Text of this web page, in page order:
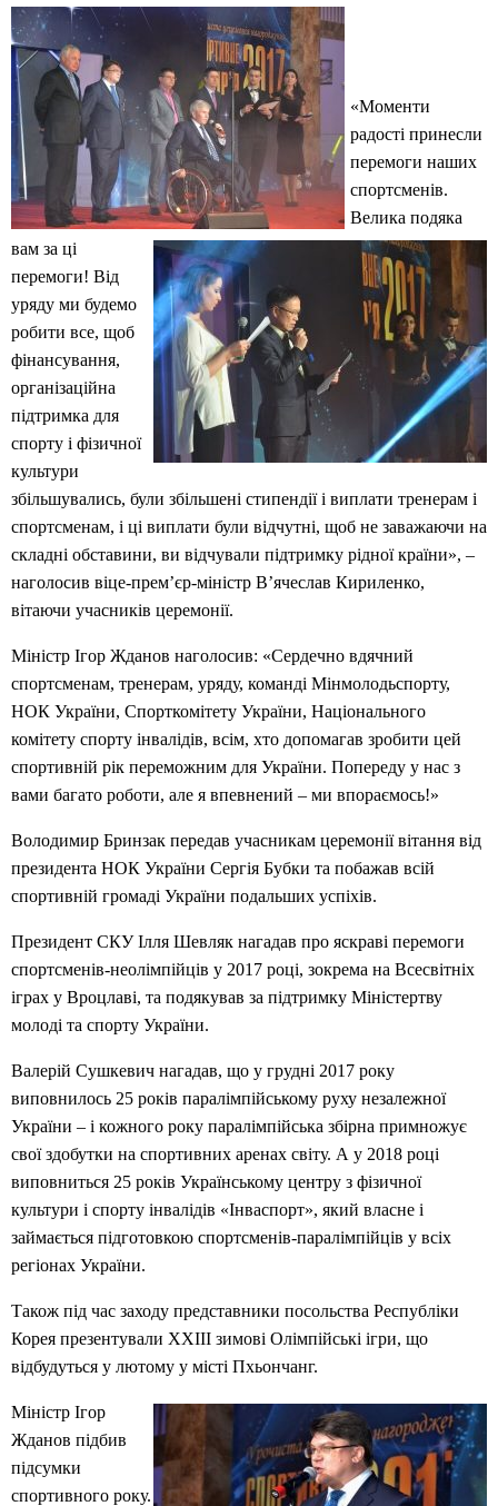
«Моменти
радості принесли
перемоги наших
спортсменів.
Велика подяка
вам за ці
перемоги! Від
уряду ми будемо
робити все, щоб
фінансування,
організаційна
підтримка для
спорту і фізичної
культури
збільшувались, були збільшені стипендії і виплати тренерам і
спортсменам, і ці виплати були відчутні, щоб не заважаючи на
складні обставини, ви відчували підтримку рідної країни», –
наголосив віце-прем’єр-міністр В’ячеслав Кириленко,
вітаючи учасників церемонії.
Міністр Ігор Жданов наголосив: «Сердечно вдячний
спортсменам, тренерам, уряду, команді Мінмолодьспорту,
НОК України, Спорткомітету України, Національного
комітету спорту інвалідів, всім, хто допомагав зробити цей
спортивній рік переможним для України. Попереду у нас з
вами багато роботи, але я впевнений – ми впораємось!»
Володимир Бринзак передав учасникам церемонії вітання від
президента НОК України Сергія Бубки та побажав всій
спортивній громаді України подальших успіхів.
Президент СКУ Ілля Шевляк нагадав про яскраві перемоги
спортсменів-неолімпійців у 2017 році, зокрема на Всесвітніх
іграх у Вроцлаві, та подякував за підтримку Міністертву
молоді та спорту України.
Валерій Сушкевич нагадав, що у грудні 2017 року
виповнилось 25 років паралімпійському руху незалежної
України – і кожного року паралімпійська збірна примножує
свої здобутки на спортивних аренах світу. А у 2018 році
виповниться 25 років Українському центру з фізичної
культури і спорту інвалідів «Інваспорт», який власне і
займається підготовкою спортсменів-паралімпійців у всіх
регіонах України.
Також під час заходу представники посольства Республіки
Корея презентували ХХІІІ зимові Олімпійські ігри, що
відбудуться у лютому у місті Пхьончанг.
Міністр Ігор
Жданов підбив
підсумки
спортивного року.